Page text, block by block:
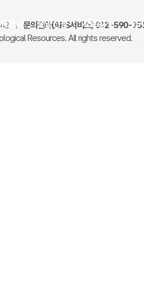
안내 분양신청 자료실
| 문의전화(ARS서비스) 032-590-
Resources. All rights reserved.